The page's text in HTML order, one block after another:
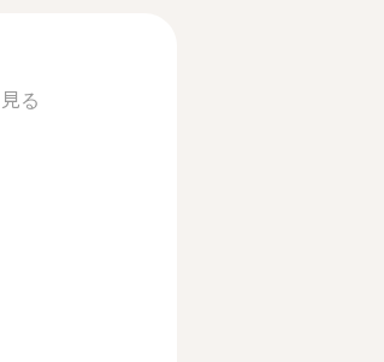
る